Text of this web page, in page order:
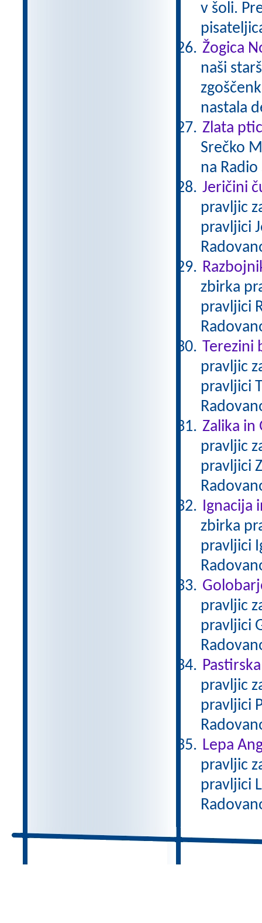
v šoli.
Žogica
naši
nastala
Zlata
Srečko
na
Jeričini
pravljic
pravljici
zbirka
pravljici
Terezini
pravljic
pravljici
Zalika in
pravljic
pravljici
Ignacija
zbirka
pravljici
pravljic
pravljici
pravljic
pravljici
Lepa
pravljic
pravljici